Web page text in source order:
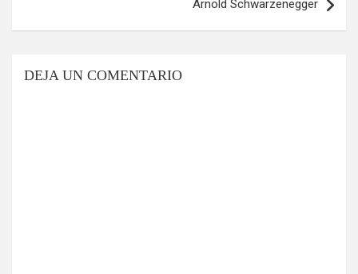
Arnold Schwarzenegger
DEJA UN COMENTARIO